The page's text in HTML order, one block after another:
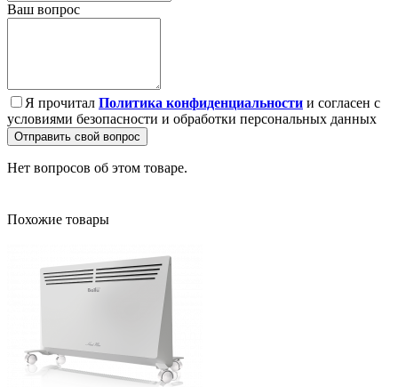
Ваш вопрос
Я прочитал Политика конфиденциальности и согласен с
условиями безопасности и обработки персональных данных
Отправить свой вопрос
Нет вопросов об этом товаре.
Похожие товары